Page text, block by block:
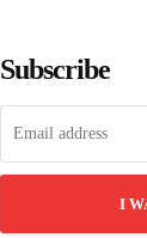
Subscribe
I